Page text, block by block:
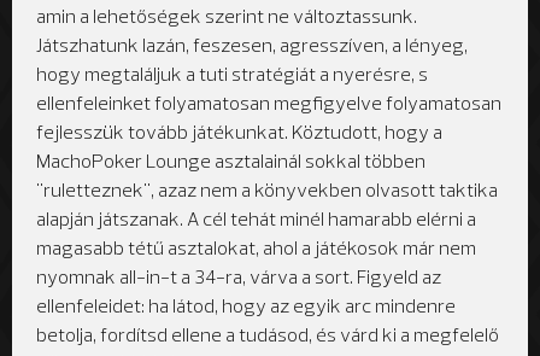
amin a lehetőségek szerint ne változtassunk.
Játszhatunk lazán, feszesen, agresszíven, a lényeg,
hogy megtaláljuk a tuti stratégiát a nyerésre, s
ellenfeleinket folyamatosan megfigyelve folyamatosan
fejlesszük tovább játékunkat. Köztudott, hogy a
MachoPoker Lounge asztalainál sokkal többen
"ruletteznek", azaz nem a könyvekben olvasott taktika
alapján játszanak. A cél tehát minél hamarabb elérni a
magasabb tétű asztalokat, ahol a játékosok már nem
nyomnak all-in-t a 34-ra, várva a sort. Figyeld az
ellenfeleidet: ha látod, hogy az egyik arc mindenre
betolja, fordítsd ellene a tudásod, és várd ki a megfelelő